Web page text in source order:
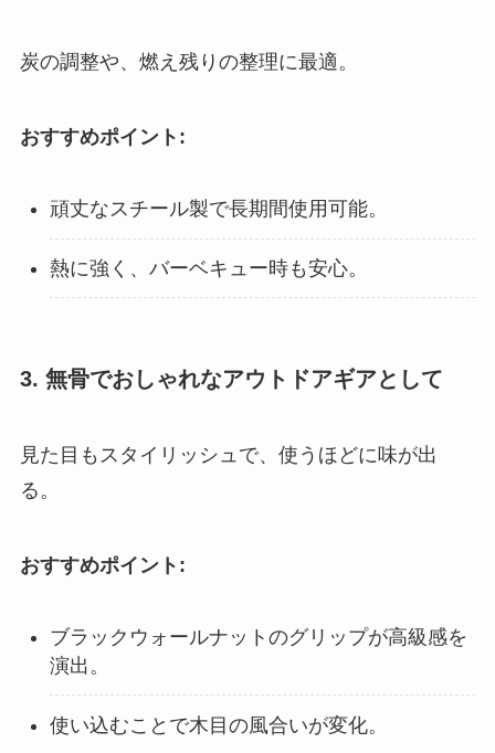
炭の調整や、燃え残りの整理に最適。
おすすめポイント:
頑丈なスチール製で長期間使用可能。
熱に強く、バーベキュー時も安心。
3. 無骨でおしゃれなアウトドアギアとして
見た目もスタイリッシュで、使うほどに味が出
る。
おすすめポイント:
ブラックウォールナットのグリップが高級感を
演出。
使い込むことで木目の風合いが変化。